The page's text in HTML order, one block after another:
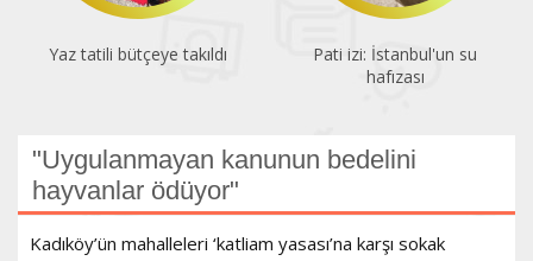
Yaz tatili bütçeye takıldı
Pati izi: İstanbul'un su
hafızası
"Uygulanmayan kanunun bedelini
hayvanlar ödüyor"
Kadıköy’ün mahalleleri ‘katliam yasası’na karşı sokak